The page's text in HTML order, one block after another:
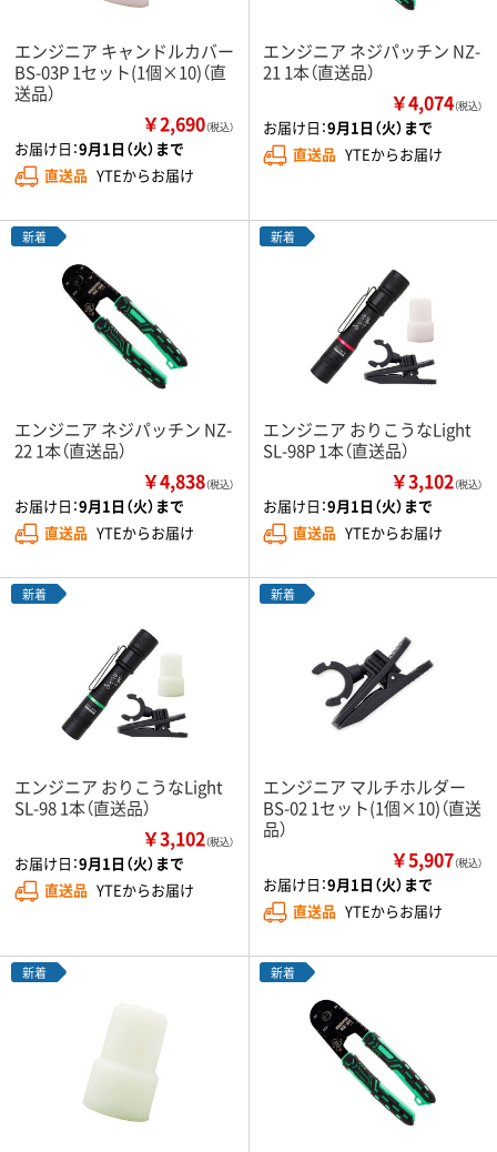
エンジニア キャンドルカバー
BS-03P 1セット(1個×10)（直
送品）
￥2,690（税込）
お届け日：9月1日（火）まで
直送品 YTEからお届け
エンジニア ネジパッチン NZ-
21 1本（直送品）
￥4,074（税込）
お届け日：9月1日（火）まで
直送品 YTEからお届け
新着
エンジニア ネジパッチン NZ-
22 1本（直送品）
￥4,838（税込）
お届け日：9月1日（火）まで
直送品 YTEからお届け
新着
エンジニア おりこうなLight
SL-98P 1本（直送品）
￥3,102（税込）
お届け日：9月1日（火）まで
直送品 YTEからお届け
新着
エンジニア おりこうなLight
SL-98 1本（直送品）
￥3,102（税込）
お届け日：9月1日（火）まで
直送品 YTEからお届け
新着
エンジニア マルチホルダー
BS-02 1セット(1個×10)（直送
品）
￥5,907（税込）
お届け日：9月1日（火）まで
直送品 YTEからお届け
新着 新着